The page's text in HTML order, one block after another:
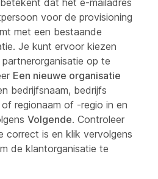
dat het e-mailadres
voor de provisioning
met een bestaande
Je kunt ervoor kiezen
op te
Een nieuwe organisatie
bedrijfsnaam, bedrijfs
regionaam of -regio in en
Volgende. Controleer
correct is en klik vervolgens
de klantorganisatie te